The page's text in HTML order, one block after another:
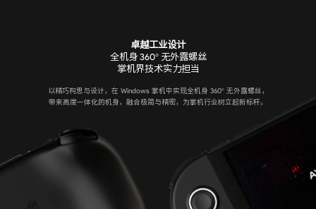
卓越工业设计
全机身 360° 无外露螺丝
掌机界技术实力担当
以精巧构思与设计，在 Windows 掌机中实现全机身 360° 无外露螺丝，
带来高度一体化的机身，融合极简与精密，为掌机行业树立起新标杆。